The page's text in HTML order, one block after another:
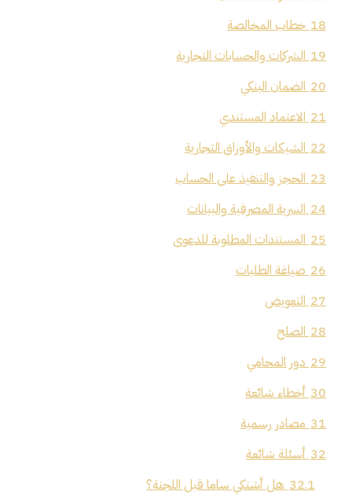
18 خطاب المخالصة
19 الشركات والحسابات التجارية
20 الضمان البنكي
21 الاعتماد المستندي
22 الشيكات والأوراق التجارية
23 الحجز والتنفيذ على الحساب
24 السرية المصرفية والبيانات
25 المستندات المطلوبة للدعوى
26 صياغة الطلبات
27 التعويض
28 الصلح
29 دور المحامي
30 أخطاء شائعة
31 مصادر رسمية
32 أسئلة شائعة
32.1 هل أشتكي ساما قبل اللجنة؟